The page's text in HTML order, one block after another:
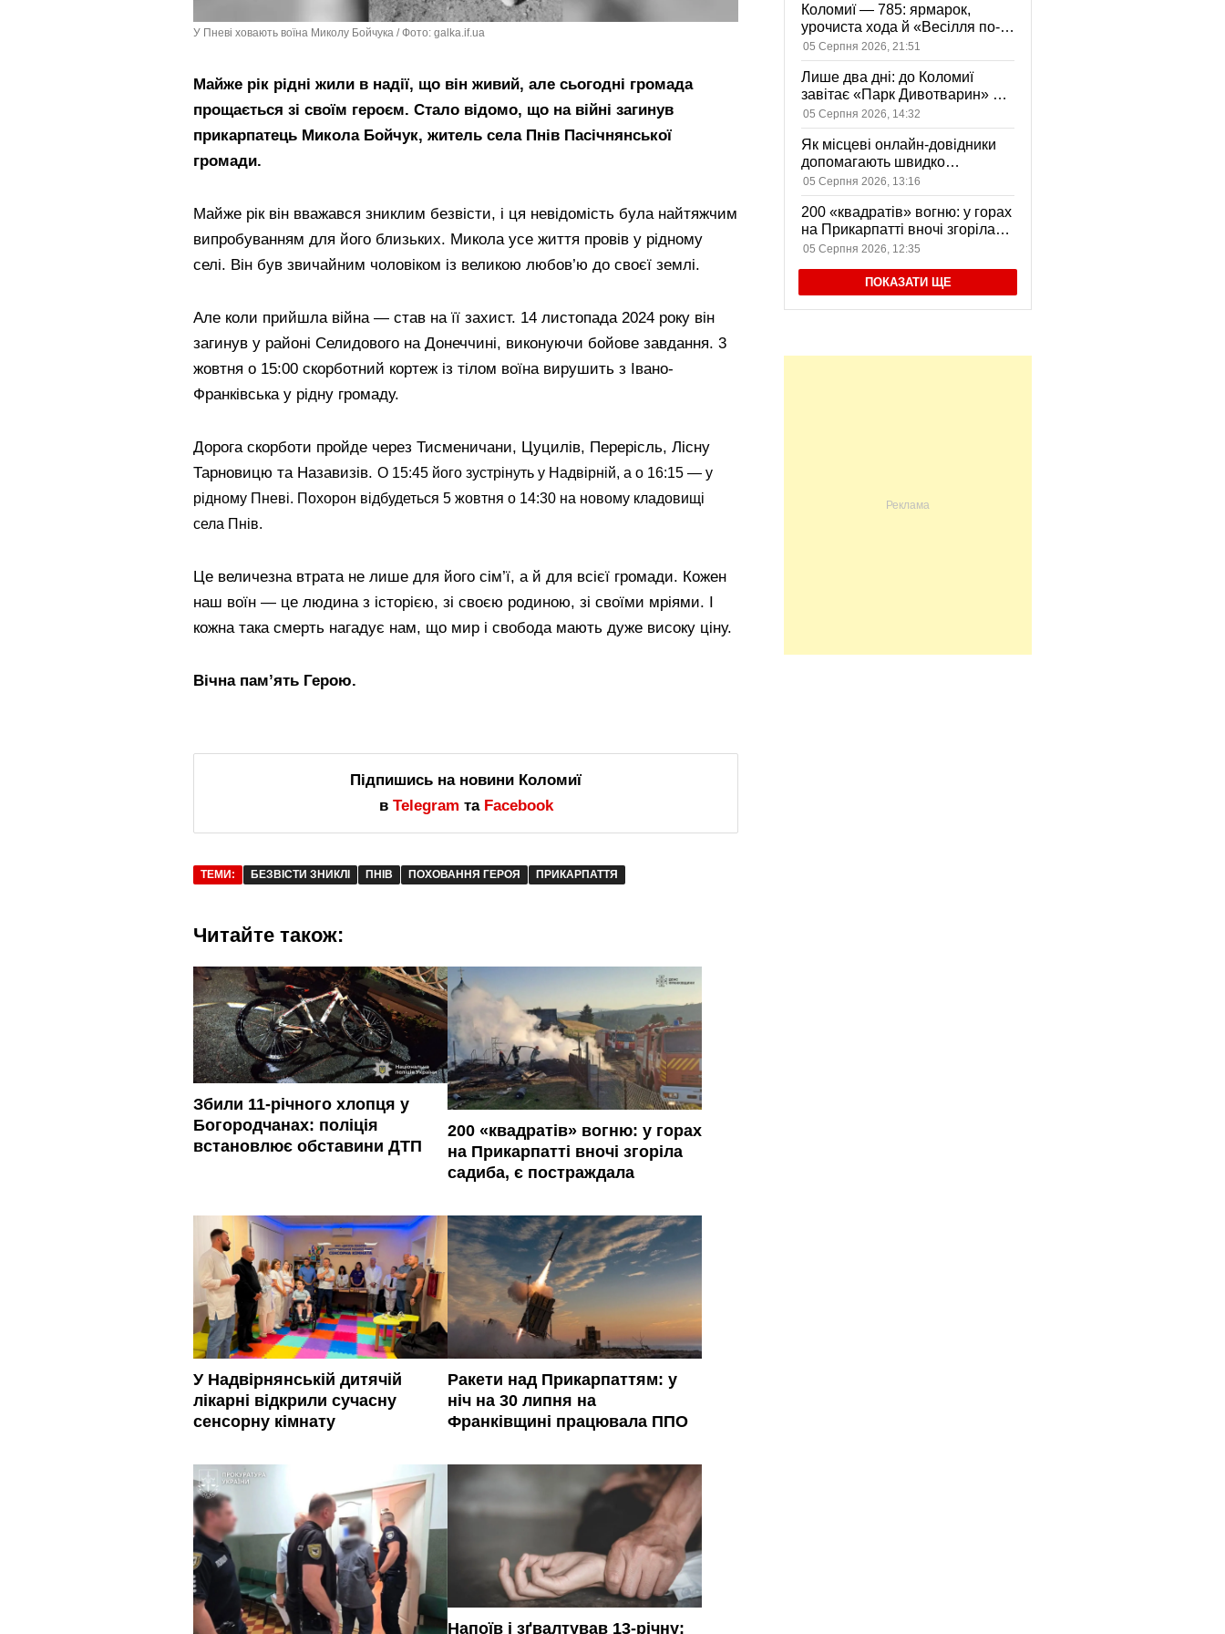
У Пневі ховають воїна Миколу Бойчука / Фото: galka.if.ua
Майже рік рідні жили в надії, що він живий, але сьогодні громада
прощається зі своїм героєм. Стало відомо, що на війні загинув
прикарпатець Микола Бойчук, житель села Пнів Пасічнянської
громади.
Майже рік він вважався зниклим безвісти, і ця невідомість була найтяжчим
випробуванням для його близьких. Микола усе життя провів у рідному
селі. Він був звичайним чоловіком із великою любов’ю до своєї землі.
Але коли прийшла війна — став на її захист. 14 листопада 2024 року він
загинув у районі Селидового на Донеччині, виконуючи бойове завдання. 3
жовтня о 15:00 скорботний кортеж із тілом воїна вирушить з Івано-
Франківська у рідну громаду.
Дорога скорботи пройде через Тисменичани, Цуцилів, Перерісль, Лісну
Тарновицю та Назавизів. О 15:45 його зустрінуть у Надвірній, а о 16:15 — у
рідному Пневі. Похорон відбудеться 5 жовтня о 14:30 на новому кладовищі
села Пнів.
Це величезна втрата не лише для його сім’ї, а й для всієї громади. Кожен
наш воїн — це людина з історією, зі своєю родиною, зі своїми мріями. І
кожна така смерть нагадує нам, що мир і свобода мають дуже високу ціну.
Вічна пам’ять Герою.
Підпишись на новини Коломиї
в Telegram та Facebook
ТЕМИ: БЕЗВІСТИ ЗНИКЛІ ПНІВ ПОХОВАННЯ ГЕРОЯ ПРИКАРПАТТЯ
Читайте також:
Збили 11-річного хлопця у
Богородчанах: поліція
встановлює обставини ДТП
200 «квадратів» вогню: у горах
на Прикарпатті вночі згоріла
садиба, є постраждала
У Надвірнянській дитячій
лікарні відкрили сучасну
сенсорну кімнату
Ракети над Прикарпаттям: у
ніч на 30 липня на
Франківщині працювала ППО
Напоїв і зґвалтував 13-річну:
Коломиї — 785: ярмарок,
урочиста хода й «Весілля по-
Коломийськи» — чим
дивуватиме День міста
05 Серпня 2026, 21:51
Лише два дні: до Коломиї
завітає «Парк Дивотварин» — і
вхід безкоштовний
05 Серпня 2026, 14:32
Як місцеві онлайн-довідники
допомагають швидко
знаходити послуги у своєму
місті
05 Серпня 2026, 13:16
200 «квадратів» вогню: у горах
на Прикарпатті вночі згоріла
садиба, є постраждала
05 Серпня 2026, 12:35
ПОКАЗАТИ ЩЕ